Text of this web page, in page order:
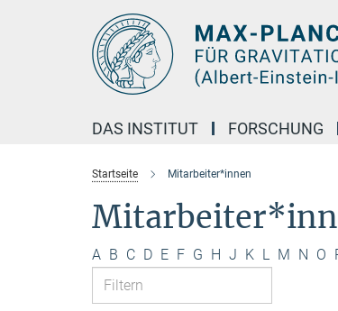
DAS INSTITUT FORSCHUNG
Startseite Mitarbeiter*innen
A B C D E F G H J K L M N O